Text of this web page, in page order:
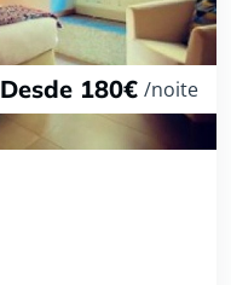
Desde 180€ /noite